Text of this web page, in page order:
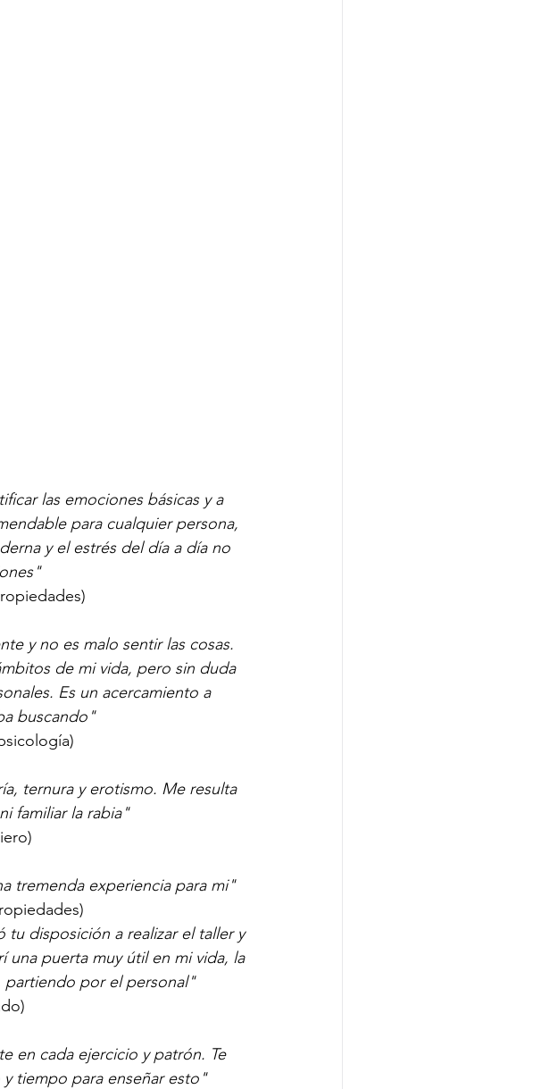
las emociones básicas y a
para cualquier persona,
y el estrés del día a día no
y no es malo sentir las cosas.
de mi vida, pero sin duda
Es un acercamiento a
buscando"
ternura y erotismo. Me resulta
familiar la rabia"
tremenda experiencia para mi"
disposición a realizar el taller y
puerta muy útil en mi vida, la
partiendo por el personal"
en cada ejercicio y patrón. Te
tiempo para enseñar esto"